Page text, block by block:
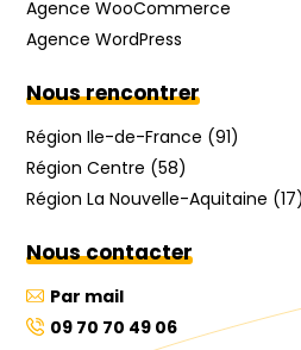
Agence WooCommerce
Agence WordPress
Nous rencontrer
Région Ile-de-France (91)
Région Centre (58)
Région La Nouvelle-Aquitaine (17)
Nous contacter
Par mail
09 70 70 49 06